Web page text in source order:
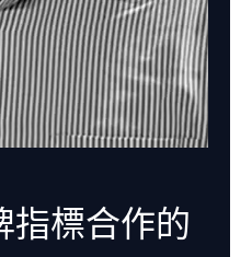
指標合作的